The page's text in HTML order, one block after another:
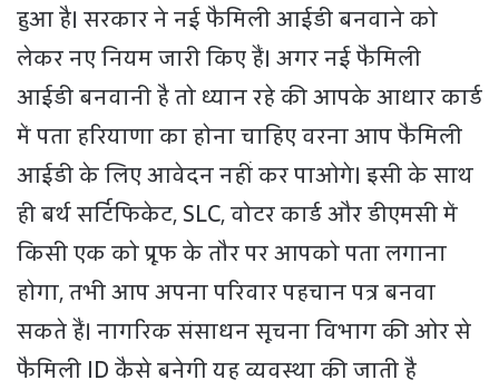
हुआ है। सरकार ने नई फैमिली आईडी बनवाने को
लेकर नए नियम जारी किए हैं। अगर नई फैमिली
आईडी बनवानी है तो ध्यान रहे की आपके आधार कार्ड
में पता हरियाणा का होना चाहिए वरना आप फैमिली
आईडी के लिए आवेदन नहीं कर पाओगे। इसी के साथ
ही बर्थ सर्टिफिकेट, SLC, वोटर कार्ड और डीएमसी में
किसी एक को प्रूफ के तौर पर आपको पता लगाना
होगा, तभी आप अपना परिवार पहचान पत्र बनवा
सकते हैं। नागरिक संसाधन सूचना विभाग की ओर से
फैमिली ID कैसे बनेगी यह व्यवस्था की जाती है